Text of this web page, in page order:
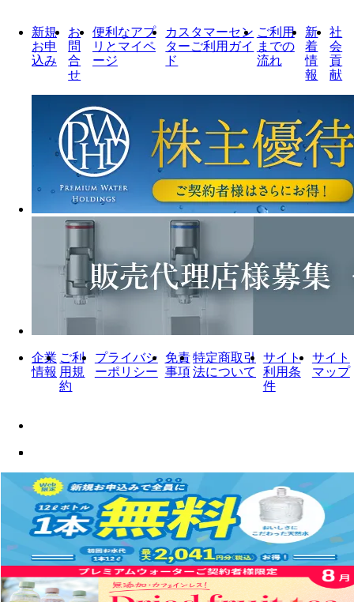
新規
お申
込み
お
問
合
せ
便利なアプ
リとマイペ
ージ
カスタマーセン
ターご利用ガイ
ド
ご利用
までの
流れ
新
着
情
報
社
会
貢
献
企業
情報
ご利
用規
約
プライバシ
ーポリシー
免責
事項
特定商取引
法について
サイト
利用条
件
サイト
マップ